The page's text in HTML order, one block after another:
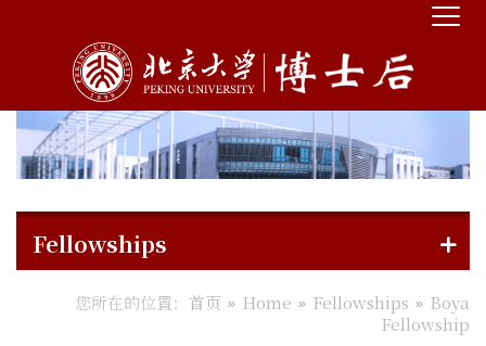
Fellowships
您所在的位置： 首页 Home Fellowships
Boya
Fellowship